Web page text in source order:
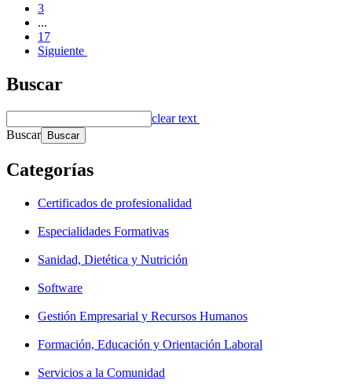
3
...
17
Siguiente
Buscar
clear text
Buscar
Categorías
Certificados de profesionalidad
Especialidades Formativas
Sanidad, Dietética y Nutrición
Software
Gestión Empresarial y Recursos Humanos
Formación, Educación y Orientación Laboral
Servicios a la Comunidad